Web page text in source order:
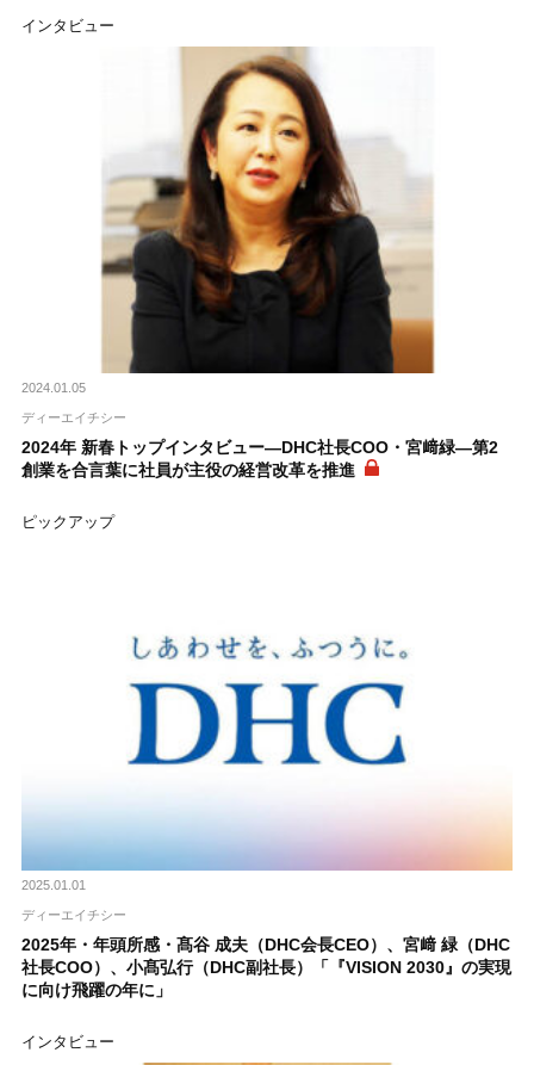
インタビュー
2024.01.05
ディーエイチシー
2024年 新春トップインタビュー―DHC社長COO・宮﨑緑―第2
創業を合言葉に社員が主役の経営改革を推進
ピックアップ
2025.01.01
ディーエイチシー
2025年・年頭所感・髙谷 成夫（DHC会長CEO）、宮﨑 緑（DHC
社長COO）、小髙弘行（DHC副社長）「『VISION 2030』の実現
に向け飛躍の年に」
インタビュー